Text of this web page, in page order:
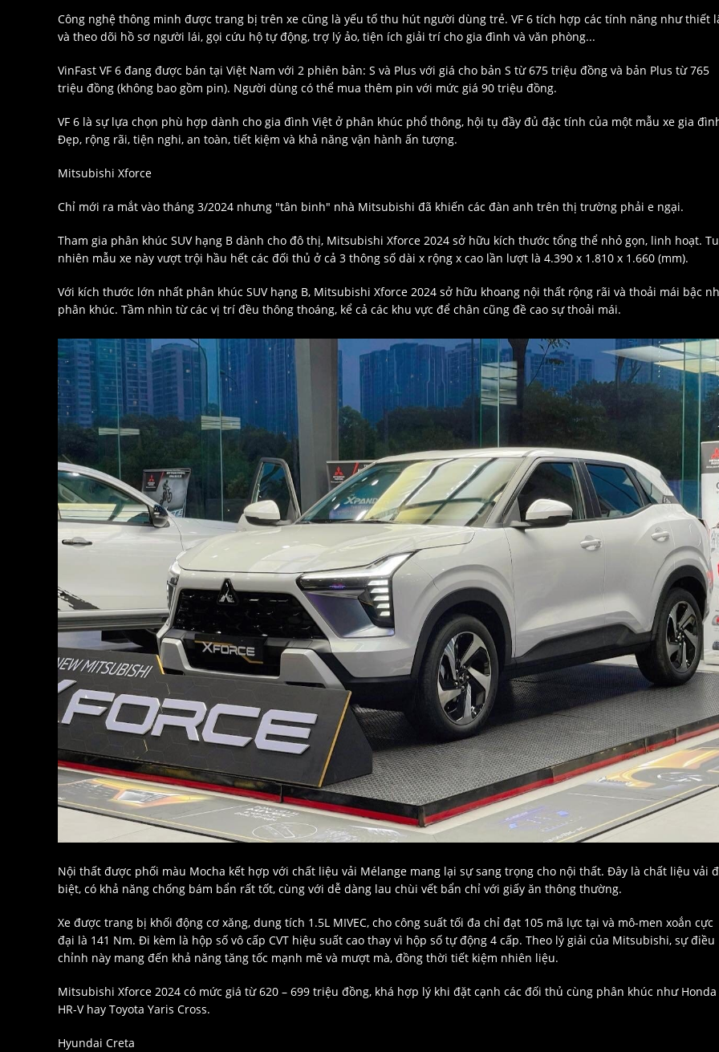
Công nghệ thông minh được trang bị trên xe cũng là yếu tố thu hút người dùng trẻ. VF 6 tích hợp các tính năng như thiết
và theo dõi hồ sơ người lái, gọi cứu hộ tự động, trợ lý ảo, tiện ích giải trí cho gia đình và văn phòng...
VinFast VF 6 đang được bán tại Việt Nam với 2 phiên bản: S và Plus với giá cho bản S từ 675 triệu đồng và bản Plus từ 765
triệu đồng (không bao gồm pin). Người dùng có thể mua thêm pin với mức giá 90 triệu đồng.
VF 6 là sự lựa chọn phù hợp dành cho gia đình Việt ở phân khúc phổ thông, hội tụ đầy đủ đặc tính của một mẫu xe gia
Đẹp, rộng rãi, tiện nghi, an toàn, tiết kiệm và khả năng vận hành ấn tượng.
Mitsubishi Xforce
Chỉ mới ra mắt vào tháng 3/2024 nhưng "tân binh" nhà Mitsubishi đã khiến các đàn anh trên thị trường phải e ngại.
Tham gia phân khúc SUV hạng B dành cho đô thị, Mitsubishi Xforce 2024 sở hữu kích thước tổng thể nhỏ gọn, linh hoạt.
nhiên mẫu xe này vượt trội hầu hết các đối thủ ở cả 3 thông số dài x rộng x cao lần lượt là 4.390 x 1.810 x 1.660 (mm).
Với kích thước lớn nhất phân khúc SUV hạng B, Mitsubishi Xforce 2024 sở hữu khoang nội thất rộng rãi và thoải mái bậc
phân khúc. Tầm nhìn từ các vị trí đều thông thoáng, kể cả các khu vực để chân cũng đề cao sự thoải mái.
Nội thất được phối màu Mocha kết hợp với chất liệu vải Mélange mang lại sự sang trọng cho nội thất. Đây là chất liệu vải
biệt, có khả năng chống bám bẩn rất tốt, cùng với dễ dàng lau chùi vết bẩn chỉ với giấy ăn thông thường.
Xe được trang bị khối động cơ xăng, dung tích 1.5L MIVEC, cho công suất tối đa chỉ đạt 105 mã lực tại và mô-men xoắn cực
đại là 141 Nm. Đi kèm là hộp số vô cấp CVT hiệu suất cao thay vì hộp số tự động 4 cấp. Theo lý giải của Mitsubishi, sự điều
chỉnh này mang đến khả năng tăng tốc mạnh mẽ và mượt mà, đồng thời tiết kiệm nhiên liệu.
Mitsubishi Xforce 2024 có mức giá từ 620 – 699 triệu đồng, khá hợp lý khi đặt cạnh các đối thủ cùng phân khúc như Honda
HR-V hay Toyota Yaris Cross.
Hyundai Creta